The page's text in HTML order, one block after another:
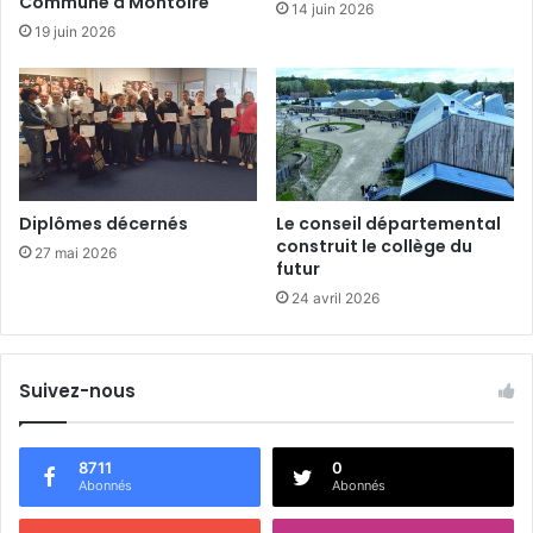
o
n
e
c
o
u
r
e
a
v
a
n
t
e
t
b
e
19 juin 2026
14 juin 2026
Diplômes décernés
27 mai 2026
Le conseil départemental
construit le collège du
futur
24 avril 2026
Suivez-nous
8711
Abonnés
0
Abonnés